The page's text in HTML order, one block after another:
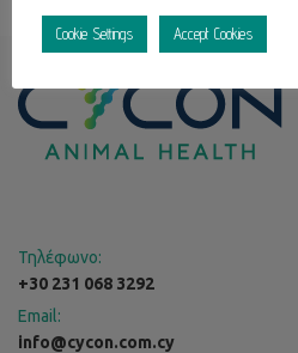
Τηλέφωνο:
+30 231 068 3292
Email:
info@cycon.com.cy
Cookie Settings Accept Cookies